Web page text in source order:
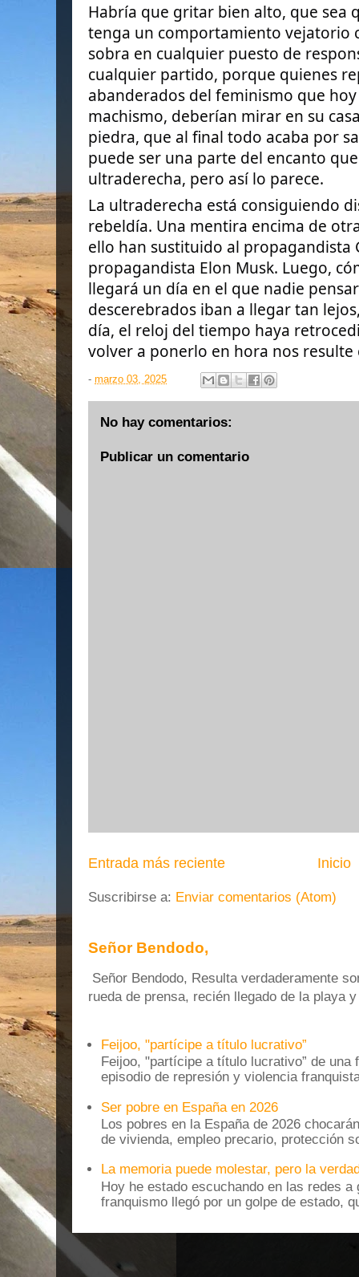
Habría que gritar bien alto, que sea
tenga un comportamiento vejatorio
sobra en cualquier puesto de
cualquier partido, porque quienes
abanderados del feminismo que
machismo, deberían mirar en su
piedra, que al final todo acaba por
puede ser una parte del encanto
ultraderecha, pero así lo parece.
La ultraderecha está consiguiendo
rebeldía. Una mentira encima de
ello han sustituido al propagandista
propagandista Elon Musk. Luego,
llegará un día en el que nadie
descerebrados iban a llegar tan
día, el reloj del tiempo haya
volver a ponerlo en hora nos resulte
- marzo 03, 2025
No hay comentarios:
Publicar un comentario
Entrada más reciente Inicio
Suscribirse a: Enviar comentarios (Atom)
Señor Bendodo,
Señor Bendodo, Resulta verdaderamente
rueda de prensa, recién llegado de la playa
Feijoo, "partícipe a título lucrativo”
Feijoo, "partícipe a título lucrativo” de una
episodio de represión y violencia
Ser pobre en España en 2026
Los pobres en la España de 2026
de vivienda, empleo precario, protección
La memoria puede molestar, pero la
Hoy he estado escuchando en las redes a
franquismo llegó por un golpe de estado,